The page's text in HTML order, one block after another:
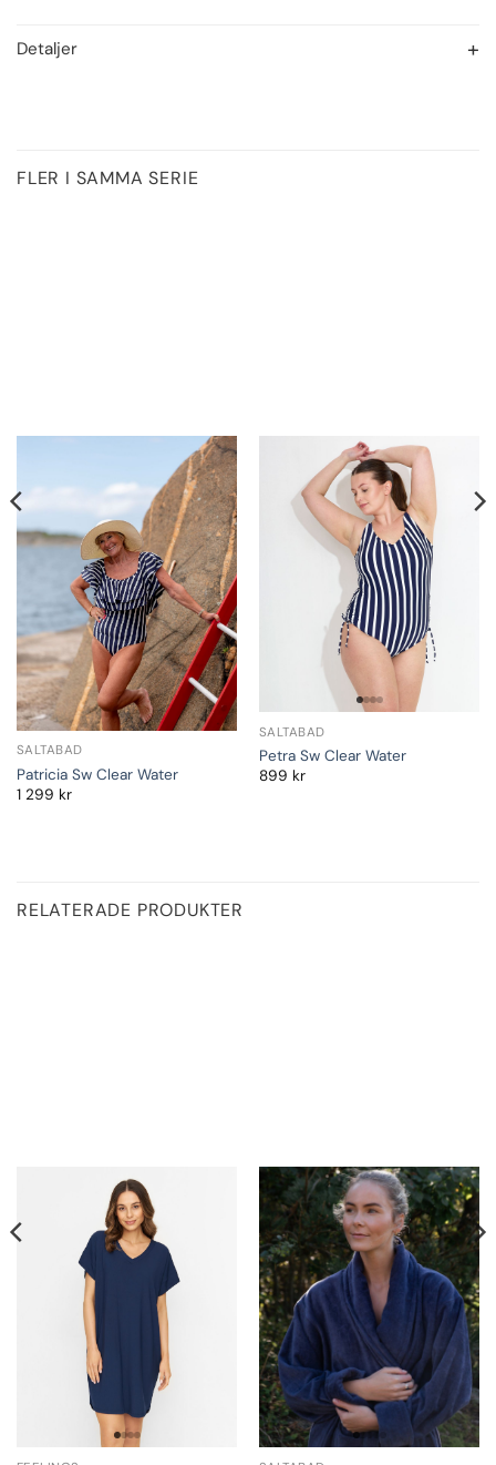
Detaljer
FLER I SAMMA SERIE
SALTABAD
Patricia Sw Clear Water
1 299 kr
SALTABAD
Petra Sw Clear Water
899 kr
RELATERADE PRODUKTER